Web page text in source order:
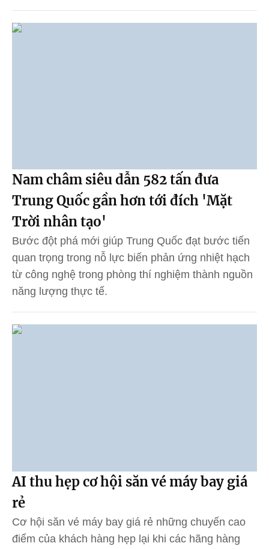
Nam châm siêu dẫn 582 tấn đưa
Trung Quốc gần hơn tới đích 'Mặt
Trời nhân tạo'
Bước đột phá mới giúp Trung Quốc đạt bước tiến
quan trọng trong nỗ lực biến phản ứng nhiệt hạch
từ công nghệ trong phòng thí nghiệm thành nguồn
năng lượng thực tế.
AI thu hẹp cơ hội săn vé máy bay giá
rẻ
Cơ hội săn vé máy bay giá rẻ những chuyến cao
điểm của khách hàng hẹp lại khi các hãng hàng